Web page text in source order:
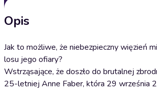
Opis
Jak to możliwe, że niebezpieczny więzień
losu jego ofiary?
Wstrząsające, że doszło do brutalnej
25-letniej Anne Faber, która 29 września